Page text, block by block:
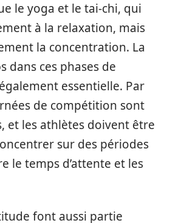
le yoga et le tai-chi, qui
à la relaxation, mais
la concentration. La
dans ces phases de
essentielle. Par
de compétition sont
et les athlètes doivent être
sur des périodes
le temps d’attente et les
font aussi partie